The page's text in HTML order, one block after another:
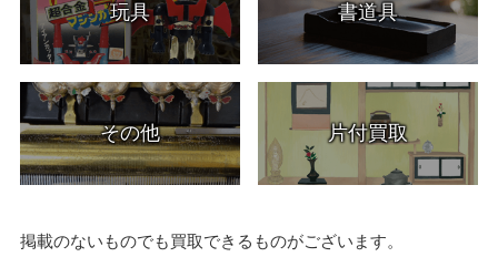
玩具 書道具
その他 片付買取
掲載のないものでも買取できるものがございます。